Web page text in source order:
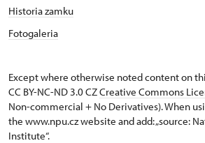
Historia zamku
Fotogaleria
Except where otherwise noted content on
CC BY-NC-ND 3.0 CZCreative Commons
Non-commercial + No Derivatives). When
the www.npu.cz website and add: „source:
Institute“.